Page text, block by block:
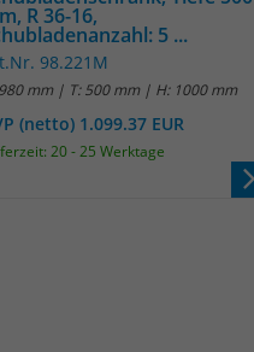
R 36-16,
5 ...
98.221M
mm | T: 500 mm | H: 1000 mm
(netto) 1.099.37 EUR
20 - 25 Werktage
um zu überprüfen
Cookies zu setzen. Es
wieder gelöscht.